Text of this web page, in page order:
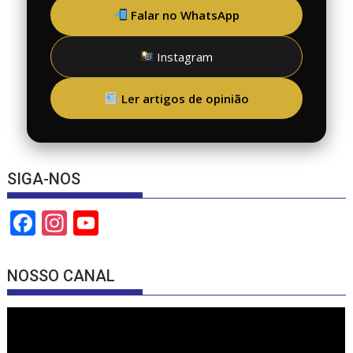
Falar no WhatsApp
Instagram
Ler artigos de opinião
SIGA-NOS
F
e
b
In
a
gr
u
T
NOSSO CANAL